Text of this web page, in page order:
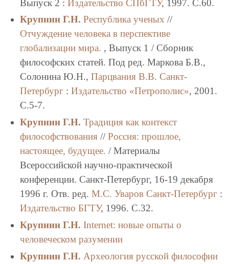
Выпуск 2 : Издательство СПбГТУ, 1997. C.60.
Крупнин Г.Н. Республика ученых //
Отчуждение человека в перспективе
глобализации мира. , Выпуск 1 / Сборник
философских статей. Под ред. Маркова Б.В.,
Солонина Ю.Н., Парцвания В.В. Санкт-
Петербург: Издательство «Петрополис», 2001.
C.5-7.
Крупнин Г.Н. Традиция как контекст
философствования// Россия: прошлое,
настоящее, будущее. / Материалы
Всероссийской научно-практической
конференции. Санкт-Петербург, 16-19 декабря
1996 г. Отв. ред. М.С. Уваров Санкт-Петербург:
Издательство БГТУ, 1996. C.32.
Крупнин Г.Н. Internet: новые опыты о
человеческом разумении
Крупнин Г.Н. Археология русской философии